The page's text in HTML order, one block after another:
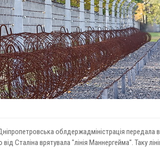
облдержадміністрація передала
Сталіна врятувала "лінія Маннергейма". Таку